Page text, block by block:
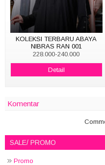
KOLEKSI TERBARU ABAYA
NIBRAS RAN 001
228.000-240.000
Detail
Komentar
SALE/ PROMO
Promo